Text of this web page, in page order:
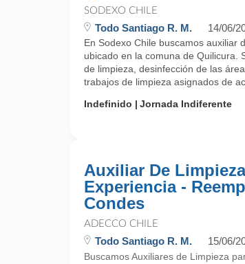
SODEXO CHILE
Todo Santiago R. M. 14/06/
En Sodexo Chile buscamos auxiliar
ubicado en la comuna de Quilicura.
de limpieza, desinfección de las
trabajos de limpieza asignados de
Indefinido
Jornada Indiferente
Auxiliar De
Experiencia -
Condes
ADECCO CHILE
Todo Santiago R. M. 15/06/
Buscamos Auxiliares de Limpieza